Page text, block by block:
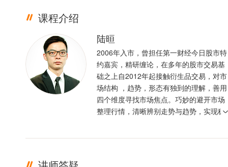
课程介绍
陆晅
2006年入市，曾担任第一财经今日股市特
约嘉宾，精研缠论，在多年的股市交易基
础之上自2012年起接触衍生品交易，对市
场结构 ，趋势，形态有独到的理解，善用
四个维度寻找市场焦点。巧妙的避开市场
整理行情，清晰辨别走势与趋势，实现稳